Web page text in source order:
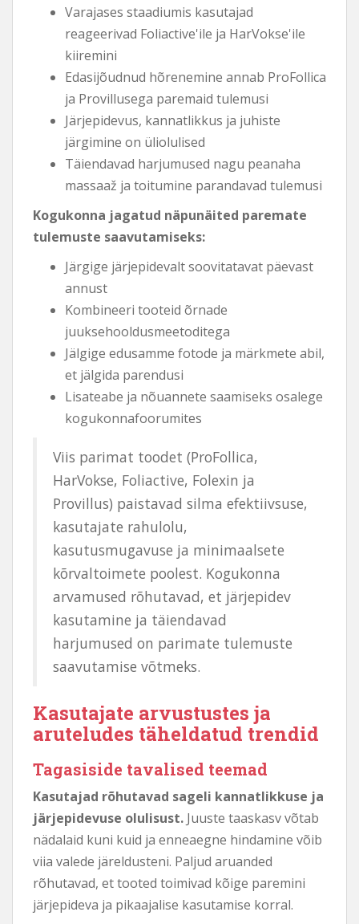
Varajases staadiumis kasutajad
reageerivad Foliactive'ile ja HarVokse'ile
kiiremini
Edasijõudnud hõrenemine annab ProFollica
ja Provillusega paremaid tulemusi
Järjepidevus, kannatlikkus ja juhiste
järgimine on üliolulised
Täiendavad harjumused nagu peanaha
massaaž ja toitumine parandavad tulemusi
Kogukonna jagatud näpunäited paremate
tulemuste saavutamiseks:
Järgige järjepidevalt soovitatavat päevast
annust
Kombineeri tooteid õrnade
juuksehooldusmeetoditega
Jälgige edusamme fotode ja märkmete abil,
et jälgida parendusi
Lisateabe ja nõuannete saamiseks osalege
kogukonnafoorumites
Viis parimat toodet (ProFollica,
HarVokse, Foliactive, Folexin ja
Provillus) paistavad silma efektiivsuse,
kasutajate rahulolu,
kasutusmugavuse ja minimaalsete
kõrvaltoimete poolest. Kogukonna
arvamused rõhutavad, et järjepidev
kasutamine ja täiendavad
harjumused on parimate tulemuste
saavutamise võtmeks.
Kasutajate arvustustes ja
aruteludes täheldatud trendid
Tagasiside tavalised teemad
Kasutajad rõhutavad sageli kannatlikkuse ja
järjepidevuse olulisust. Juuste taaskasv võtab
nädalaid kuni kuid ja enneaegne hindamine võib
viia valede järeldusteni. Paljud aruanded
rõhutavad, et tooted toimivad kõige paremini
järjepideva ja pikaajalise kasutamise korral.